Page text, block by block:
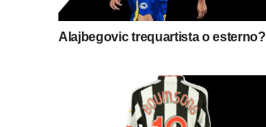
Alajbegovic trequartista o esterno?